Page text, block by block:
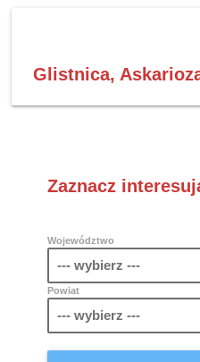
Glistnica,
Zaznacz
Województwo
Powiat